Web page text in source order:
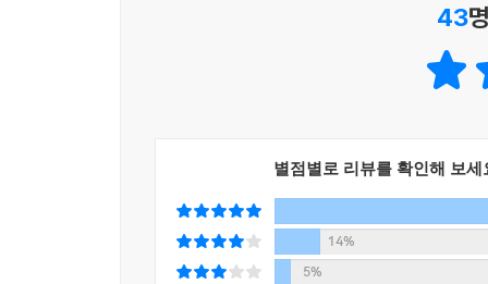
후드는 그들의 계략에 휘말려 왕의 사슴을 죽이
눈에 불을 켠다. 그리고 로빈 후드는 노팅엄 주
이 책에는 그렇게 시작된 로빈 후드와 그의 동료
존의 모험, 앨런 어 데일과 아름다운 엘렌의 연애
만찬을 즐기며 후한 값을 치른 헤리퍼드의 주
능가함으로써 초래된 결과, 사자심 왕 리처드
43
별점별로 리뷰를 확인해 보세
14%
5%